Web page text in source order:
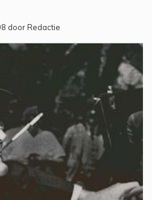
door Redactie